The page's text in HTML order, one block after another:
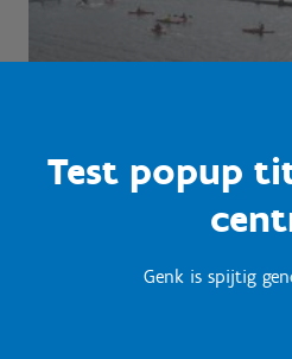
Test popup
Genk is spijtig